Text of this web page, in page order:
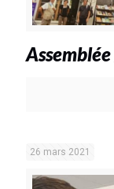
26 mars 2021